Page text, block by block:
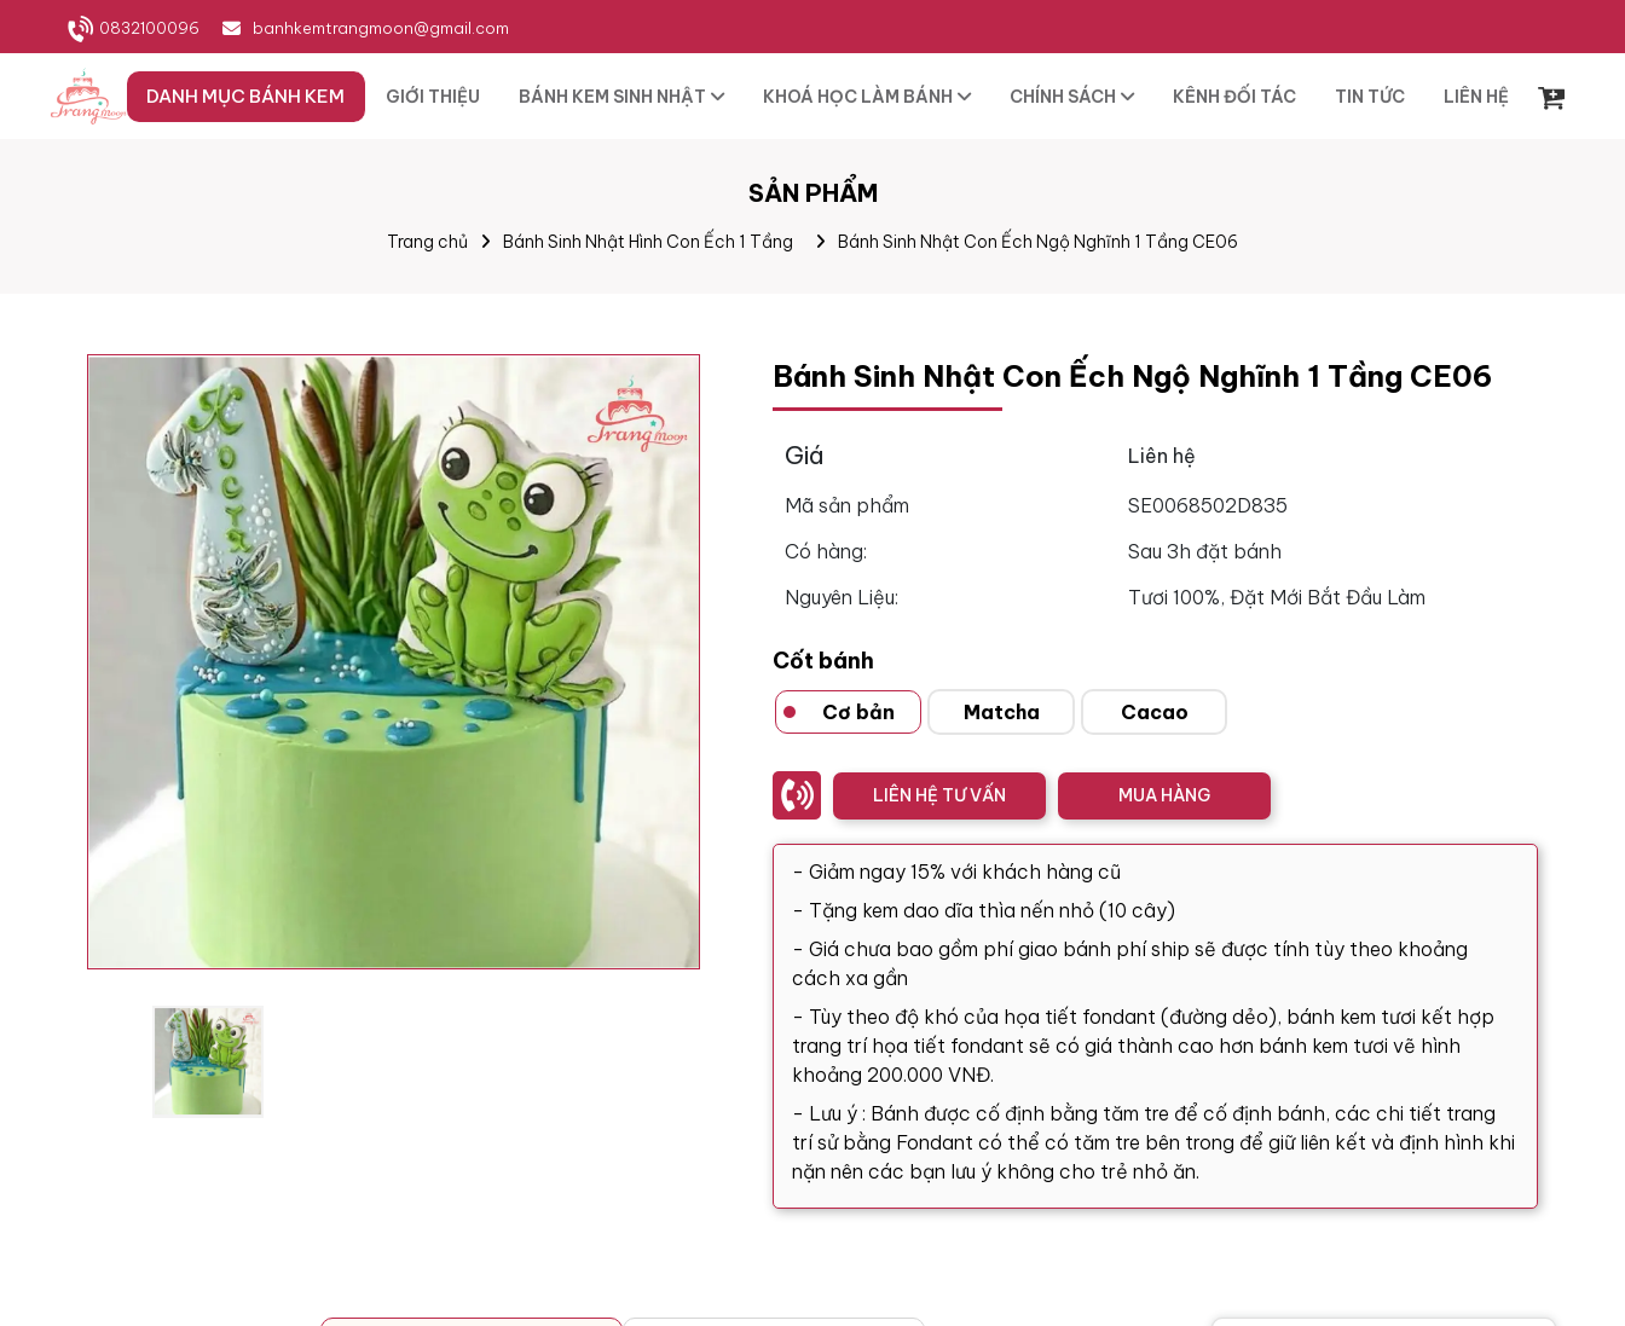
0832100096 banhkemtrangmoon@gmail.com
DANH MỤC BÁNH KEM GIỚI THIỆU BÁNH KEM SINH NHẬT KHOÁ HỌC LÀM BÁNH CHÍNH SÁCH KÊNH ĐỐI TÁC TIN TỨC LIÊN HỆ
SẢN PHẨM
Trang chủ Bánh Sinh Nhật Hình Con Ếch 1 Tầng Bánh Sinh Nhật Con Ếch Ngộ Nghĩnh 1 Tầng CE06
Bánh Sinh Nhật Con Ếch Ngộ Nghĩnh 1 Tầng CE06
Giá Liên hệ
Mã sản phẩm
SE0068502D835
Có hàng:
Sau 3h đặt bánh
Nguyên Liệu:
Tươi 100%, Đặt Mới Bắt Đầu Làm
Cốt bánh
Cơ bản Matcha Cacao
LIÊN HỆ TƯ VẤN MUA HÀNG
- Giảm ngay 15% với khách hàng cũ
- Tặng kem dao dĩa thìa nến nhỏ (10 cây)
- Giá chưa bao gồm phí giao bánh phí ship sẽ được tính tùy theo khoảng
cách xa gần
- Tùy theo độ khó của họa tiết fondant (đường dẻo), bánh kem tươi kết hợp
trang trí họa tiết fondant sẽ có giá thành cao hơn bánh kem tươi vẽ hình
khoảng 200.000 VNĐ.
- Lưu ý : Bánh được cố định bằng tăm tre để cố định bánh, các chi tiết trang
trí sử bằng Fondant có thể có tăm tre bên trong để giữ liên kết và định hình khi
nặn nên các bạn lưu ý không cho trẻ nhỏ ăn.